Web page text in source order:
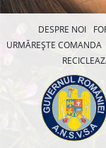
DESPRE NOI
URMĂREȘTE COMANDA